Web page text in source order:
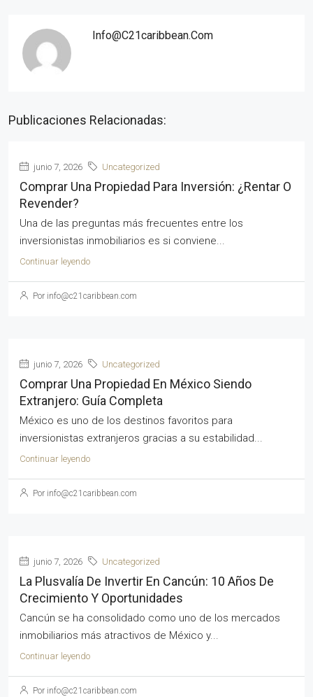
Info@c21caribbean.com
Publicaciones Relacionadas:
junio 7, 2026 Uncategorized
Comprar Una Propiedad Para Inversión: ¿Rentar O
Revender?
Una de las preguntas más frecuentes entre los
inversionistas inmobiliarios es si conviene...
Continuar leyendo
Por info@c21caribbean.com
junio 7, 2026 Uncategorized
Comprar Una Propiedad En México Siendo
Extranjero: Guía Completa
México es uno de los destinos favoritos para
inversionistas extranjeros gracias a su estabilidad...
Continuar leyendo
Por info@c21caribbean.com
junio 7, 2026 Uncategorized
La Plusvalía De Invertir En Cancún: 10 Años De
Crecimiento Y Oportunidades
Cancún se ha consolidado como uno de los mercados
inmobiliarios más atractivos de México y...
Continuar leyendo
Por info@c21caribbean.com